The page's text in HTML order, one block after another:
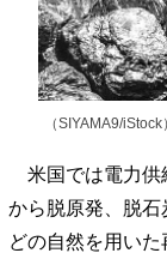
（SIYAMA9/iStock）
米国では電力供
から脱原発、脱
どの自然を用いた